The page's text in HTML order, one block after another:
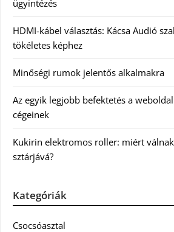
ügyintézés
HDMI-kábel választás: Kácsa Audió
tökéletes képhez
Minőségi rumok jelentős alkalmakra
Az egyik legjobb befektetés a
cégeinek
Kukirin elektromos roller: miért
sztárjává?
Kategóriák
Csocsóasztal